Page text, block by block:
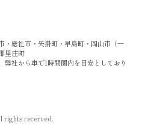
・総社市・矢掛町・早島町・岡山市（一
里庄町
社から車で1時間圏内を目安としており
rights recerved.